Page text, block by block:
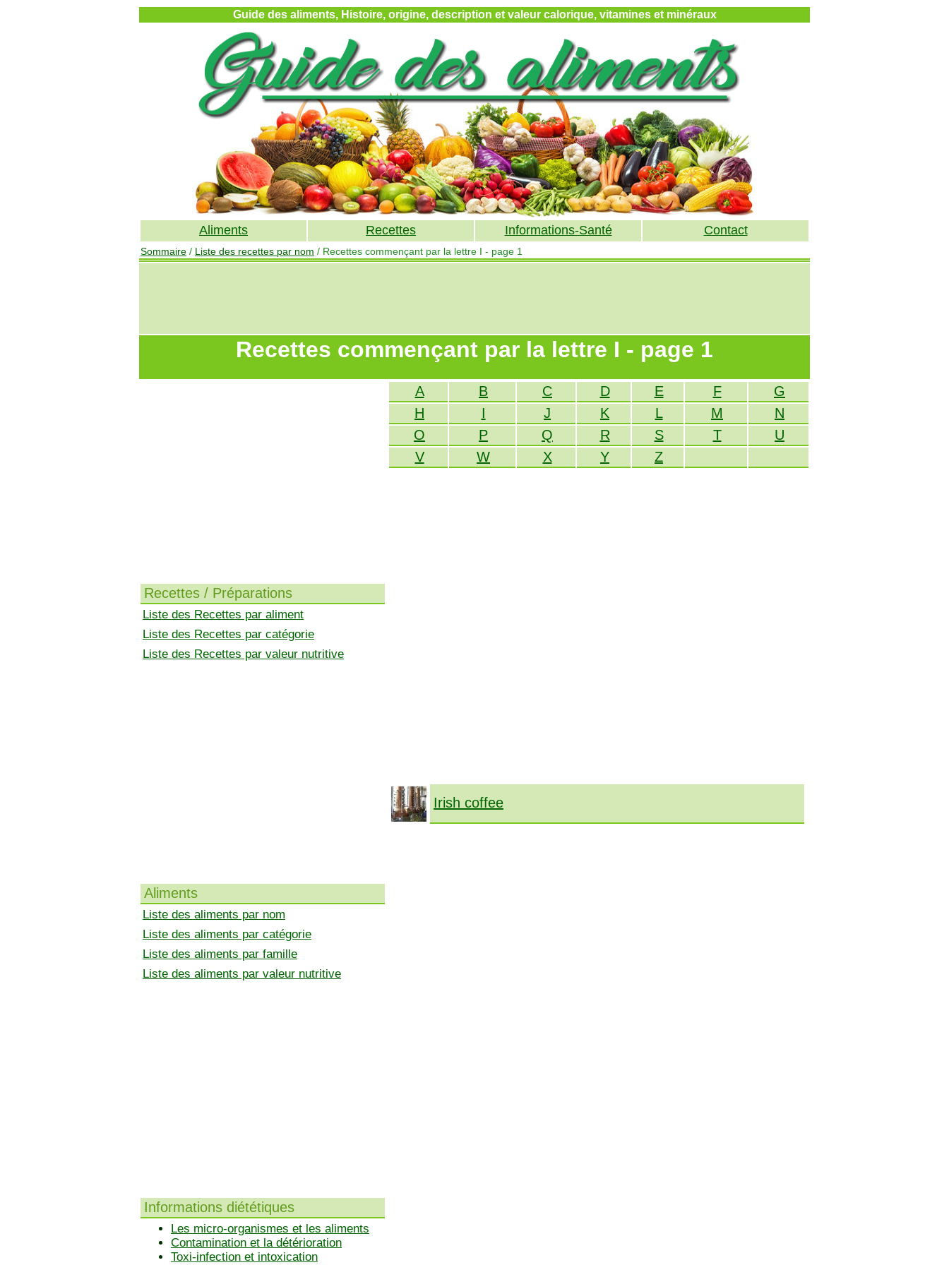
Guide des aliments, Histoire, origine, description et valeur calorique, vitamines et minéraux
Aliments Recettes Informations-Santé Contact
Sommaire / Liste des recettes par nom / Recettes commençant par la lettre I - page 1
Recettes commençant par la lettre I - page 1
Recettes / Préparations
Liste des Recettes par aliment
Liste des Recettes par catégorie
Liste des Recettes par valeur nutritive
Aliments
Liste des aliments par nom
Liste des aliments par catégorie
Liste des aliments par famille
Liste des aliments par valeur nutritive
Informations diététiques
Les micro-organismes et les aliments
Contamination et la détérioration
Toxi-infection et intoxication
A B C D E F
G
H
I J K L M
N
O
P Q R S T
U
V
W X Y Z
Irish coffee